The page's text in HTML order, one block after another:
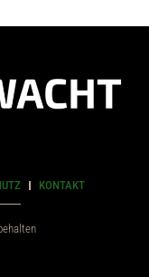
KONTAKT